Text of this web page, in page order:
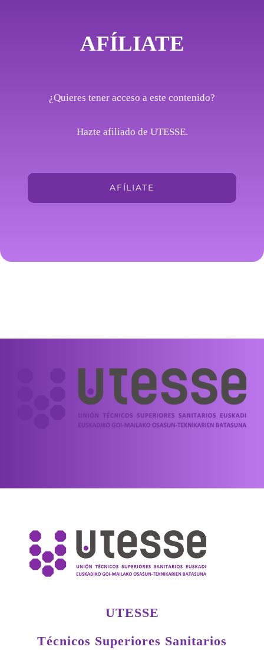
AFÍLIATE
¿Quieres tener acceso a este contenido?
Hazte afiliado de UTESSE.
AFÍLIATE
UTESSE
Técnicos Superiores Sanitarios